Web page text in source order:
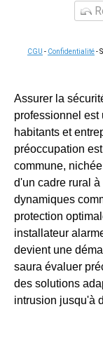
CGU - Confidentialité-
Assurer la
professionnel est
habitants et
préoccupation
commune,
d'un cadre rural
dynamiques
protection
installateur
devient une
saura évaluer
des solutions
intrusion jusqu'à